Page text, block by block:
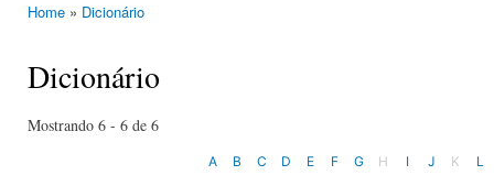
Home » Dicionário
Dicionário
Mostrando 6 - 6 de 6
A B C D E F G H I J K L